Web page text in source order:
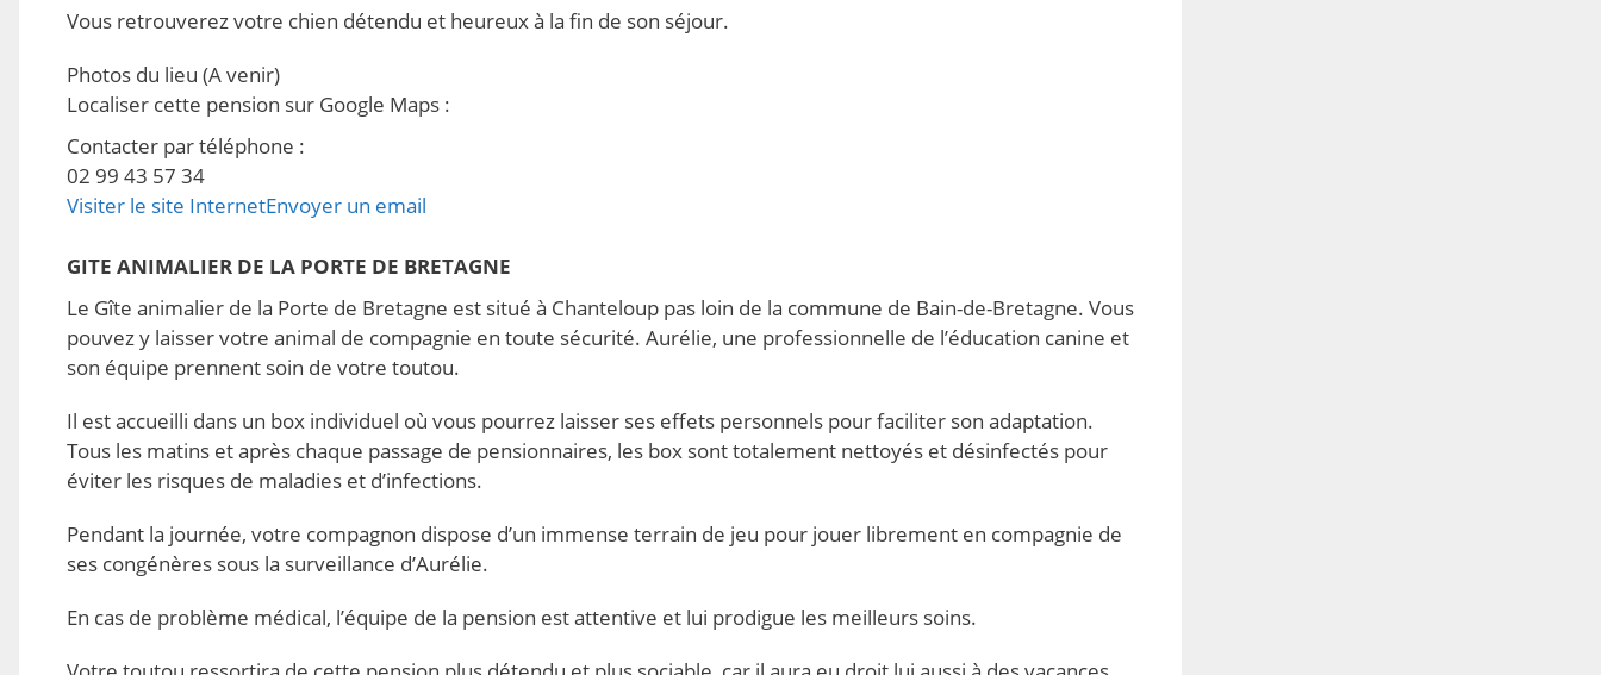
Vous retrouverez votre chien détendu et heureux à la fin de son séjour.
Photos du lieu (A venir)
Localiser cette pension sur Google Maps :
Contacter par téléphone :
02 99 43 57 34
Visiter le site InternetEnvoyer un email
GITE ANIMALIER DE LA PORTE DE BRETAGNE
Le Gîte animalier de la Porte de Bretagne est situé à Chanteloup pas loin de la commune de Bain-de-Bretagne. Vous
pouvez y laisser votre animal de compagnie en toute sécurité. Aurélie, une professionnelle de l’éducation canine et
son équipe prennent soin de votre toutou.
Il est accueilli dans un box individuel où vous pourrez laisser ses effets personnels pour faciliter son adaptation.
Tous les matins et après chaque passage de pensionnaires, les box sont totalement nettoyés et désinfectés pour
éviter les risques de maladies et d’infections.
Pendant la journée, votre compagnon dispose d’un immense terrain de jeu pour jouer librement en compagnie de
ses congénères sous la surveillance d’Aurélie.
En cas de problème médical, l’équipe de la pension est attentive et lui prodigue les meilleurs soins.